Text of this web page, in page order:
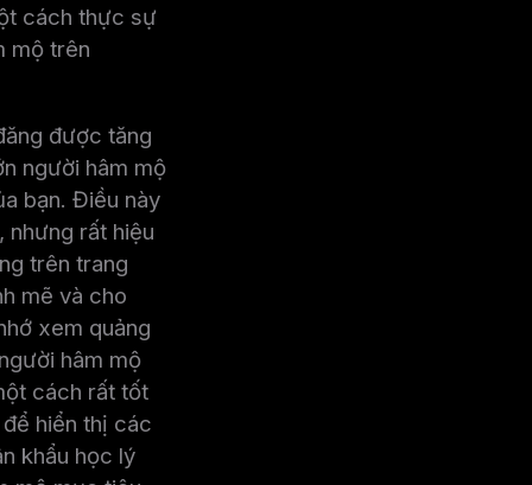
cách thực sự
mộ trên
được tăng
người hâm mộ
bạn. Điều này
nhưng rất hiệu
trên trang
mẽ và cho
xem quảng
hâm mộ
cách rất tốt
hiển thị các
khẩu học lý